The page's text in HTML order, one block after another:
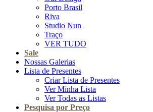
Porto Brasil
Riva
Studio Nun
Traço
VER TUDO
Sale
Nossas Galerias
Lista de Presentes
Criar Lista de Presentes
Ver Minha Lista
Ver Todas as Listas
Pesquisa por Preço